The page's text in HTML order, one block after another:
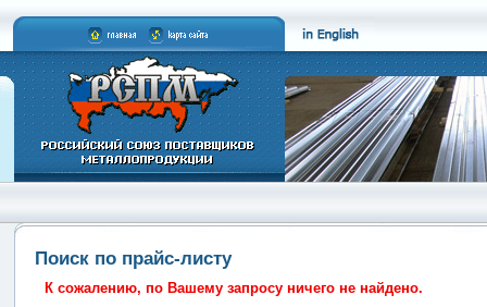
Поиск по прайс-листу
К сожалению, по Вашему запросу ничего не найдено.